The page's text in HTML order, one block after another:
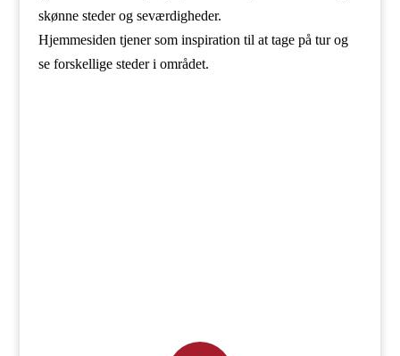
skønne steder og seværdigheder.
Hjemmesiden tjener som inspiration til at tage på tur og
se forskellige steder i området.